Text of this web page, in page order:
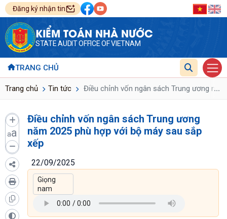
Đăng ký nhận tin
KIỂM TOÁN NHÀ NƯỚC
STATE AUDIT OFFICE OF VIETNAM
TRANG CHỦ
Trang chủ Tin tức Điều chỉnh vốn ngân sách Trung ương ...
aa
Điều chỉnh vốn ngân sách Trung ương
năm 2025 phù hợp với bộ máy sau sắp
xếp
22/09/2025